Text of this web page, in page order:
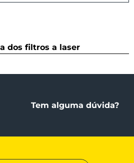
dos filtros a laser
Tem alguma dúvida?